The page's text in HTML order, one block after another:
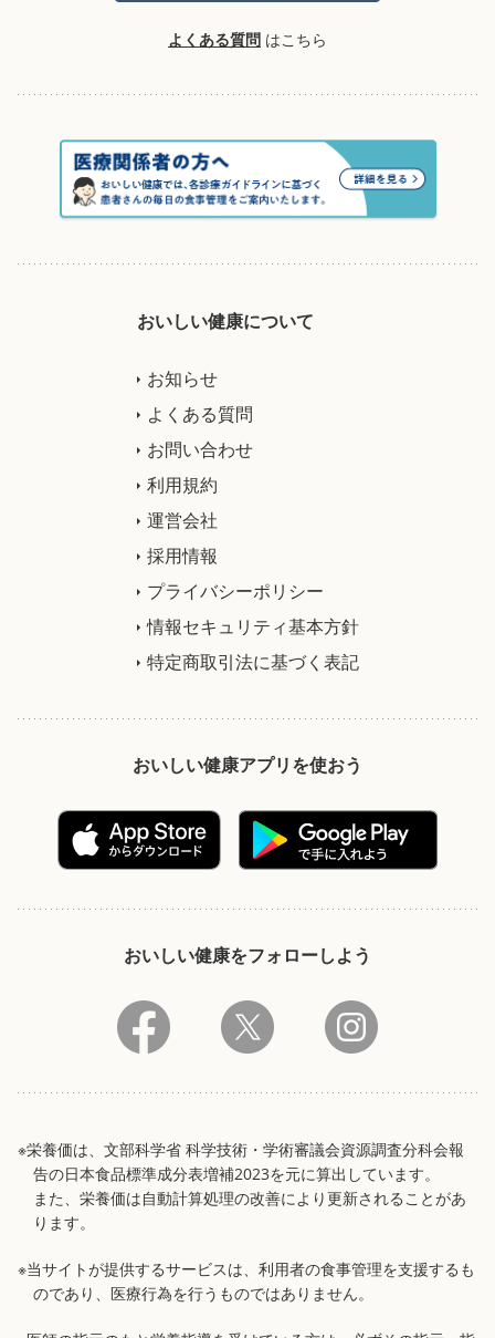
よくある質問 はこちら
おいしい健康について
お知らせ
よくある質問
お問い合わせ
利用規約
運営会社
採用情報
プライバシーポリシー
情報セキュリティ基本方針
特定商取引法に基づく表記
おいしい健康アプリを使おう
おいしい健康をフォローしよう
※栄養価は、文部科学省 科学技術・学術審議会資源調査分科会報
告の日本食品標準成分表増補2023を元に算出しています。
また、栄養価は自動計算処理の改善により更新されることがあ
ります。
※当サイトが提供するサービスは、利用者の食事管理を支援するも
のであり、医療行為を行うものではありません。